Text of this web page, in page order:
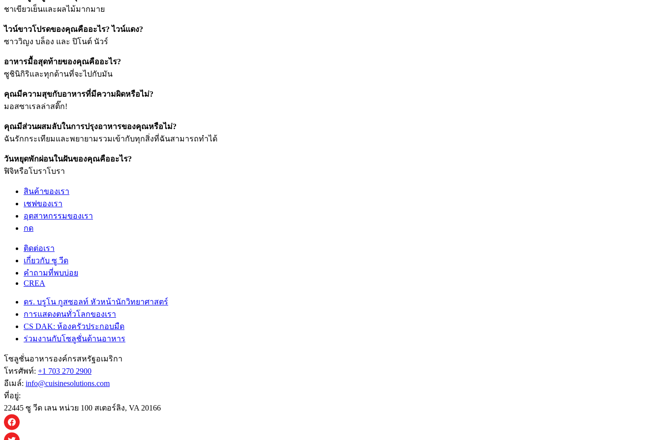
ชาเขียวเย็นและผลไม้มากมาย
ไวน์ขาวโปรดของคุณคืออะไร? ไวน์แดง?
ซาววิญง บล็อง และ ปิโนต์ นัวร์
อาหารมื้อสุดท้ายของคุณคืออะไร?
ซูชินิกิริและทุกด้านที่จะไปกับมัน
คุณมีความสุขกับอาหารที่มีความผิดหรือไม่?
มอสซาเรลล่าสติ๊ก!
คุณมีส่วนผสมลับในการปรุงอาหารของคุณหรือไม่?
ฉันรักกระเทียมและพยายามรวมเข้ากับทุกสิ่งที่ฉันสามารถทําได้
วันหยุดพักผ่อนในฝันของคุณคืออะไร?
ฟิจิหรือโบราโบรา
สินค้าของเรา
เชฟของเรา
อุตสาหกรรมของเรา
กด
ติดต่อเรา
เกี่ยวกับ ซู วีด
คําถามที่พบบ่อย
CREA
ดร. บรูโน กูสซอลท์ หัวหน้านักวิทยาศาสตร์
การแสดงตนทั่วโลกของเรา
CS DAK: ห้องครัวประกอบมืด
ร่วมงานกับโซลูชั่นด้านอาหาร
โซลูชั่นอาหารองค์กรสหรัฐอเมริกา
โทรศัพท์: +1 703 270 2900
อีเมล์: info@cuisinesolutions.com
ที่อยู่:
22445 ซู วีด เลน หน่วย 100 สเตอร์ลิง, VA 20166